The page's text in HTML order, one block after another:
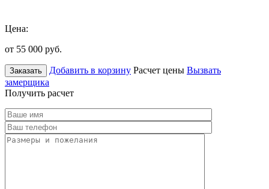
Цена:
от 55 000 руб.
Заказать Добавить в корзину Расчет цены Вызвать
замерщика
Получить расчет